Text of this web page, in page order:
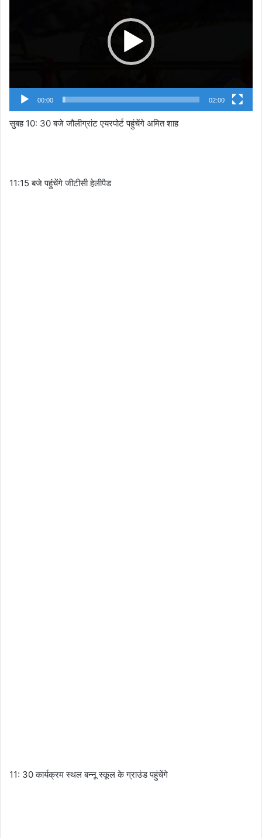
00:00 02:00
सुबह 10: 30 बजे जौलीग्रांट एयरपोर्ट पहुंचेंगे अमित शाह
11:15 बजे पहुंचेंगे जीटीसी हेलीपैड
11: 30 कार्यक्रम स्थल बन्नू स्कूल के ग्राउंड पहुंचेंगे